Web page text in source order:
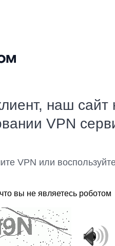
наш сайт
VPN
VPN или
вы не являетесь роботом